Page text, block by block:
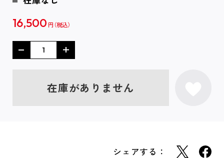
16,500 円
在庫がありません
シェアする：